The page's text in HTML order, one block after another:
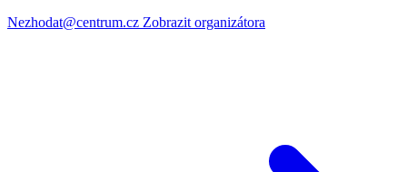
Nezhodat@centrum.cz Zobrazit organizátora